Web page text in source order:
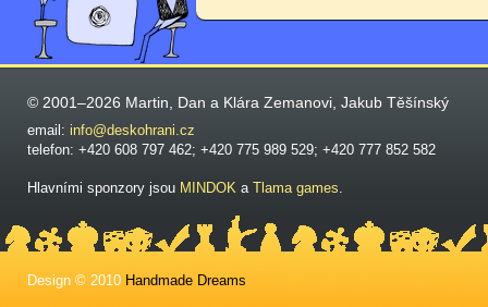
© 2001–2026 Martin, Dan a Klára Zemanovi, Jakub Těšínský
email: info@deskohrani.cz
telefon: +420 608 797 462; +420 775 989 529; +420 777 852 582
Hlavními sponzory jsou MINDOK a Tlama games.
Design © 2010 Handmade Dreams